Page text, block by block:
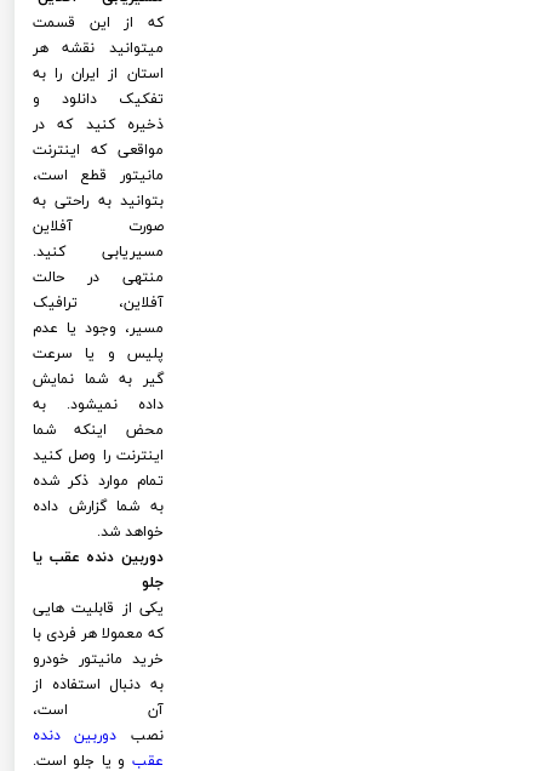
که از این قسمت
میتوانید نقشه هر
استان از ایران را به
تفکیک دانلود و
ذخیره کنید که در
مواقعی که اینترنت
مانیتور قطع است،
بتوانید به راحتی به
صورت آفلاین
مسیریابی کنید.
منتهی در حالت
آفلاین، ترافیک
مسیر، وجود یا عدم
پلیس و یا سرعت
گیر به شما نمایش
داده نمیشود. به
محض اینکه شما
اینترنت را وصل کنید
تمام موارد ذکر شده
به شما گزارش داده
خواهد شد.
دوربین دنده عقب یا
جلو
یکی از قابلیت هایی
که معمولا هر فردی با
خرید مانیتور خودرو
به دنبال استفاده از
آن است،
نصب دوربین دنده
عقب و یا جلو است.